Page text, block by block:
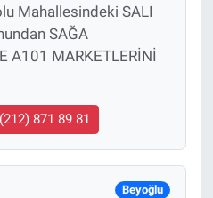
Mahallesindeki SALI
SAĞA
A101 MARKETLERİNİ
871 89 81
Beyoğlu